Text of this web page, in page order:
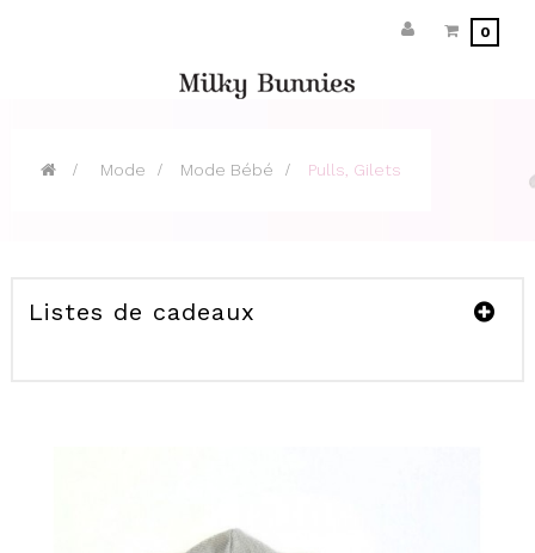
0
> Mode > Mode Bébé > Pulls, Gilets
Listes de cadeaux